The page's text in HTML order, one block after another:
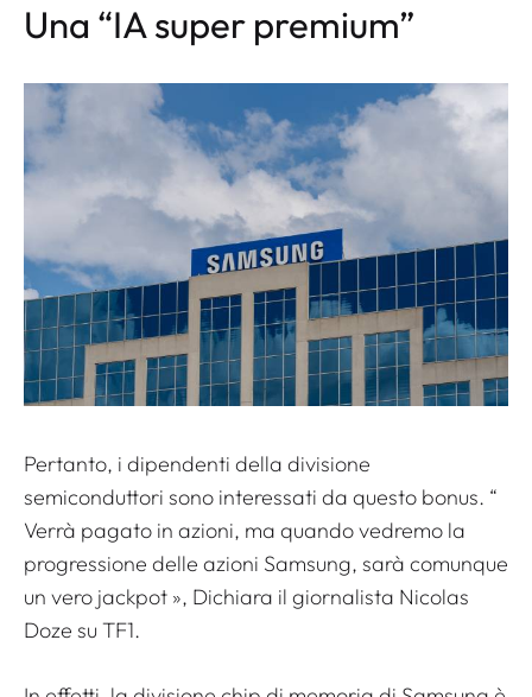
Una “IA super premium”
Pertanto, i dipendenti della divisione
semiconduttori sono interessati da questo bonus. “
Verrà pagato in azioni, ma quando vedremo la
progressione delle azioni Samsung, sarà comunque
un vero jackpot », Dichiara il giornalista Nicolas
Doze su TF1.